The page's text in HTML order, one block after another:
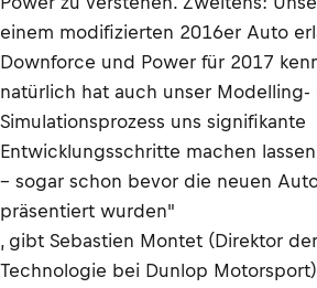
einem modifizierten 2016er Auto
Downforce und Power für 2017
natürlich hat auch unser Modelling-
Simulationsprozess uns signifikante
Entwicklungsschritte machen lassen
– sogar schon bevor die neuen
präsentiert wurden"
, gibt Sebastien Montet (Direktor
Technologie bei Dunlop